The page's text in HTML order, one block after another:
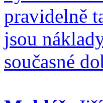
pravidelně
jsou
současné